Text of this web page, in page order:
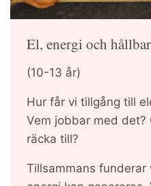
El, energi och
(10-13 år)
Hur får vi tillgång till
Vem jobbar med
räcka till?
Tillsammans